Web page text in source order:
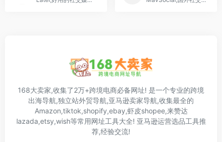
168大卖家,收集了2万+跨境电商必备网址! 是一个专业的跨境
出海导航,独立站外贸导航,亚马逊卖家导航,收集最全的
Amazon,tiktok,shopify,ebay,虾皮shopee,来赞达
lazada,etsy,wish等常用网址工具大全! 亚马逊运营选品工具推
荐,经验交流!